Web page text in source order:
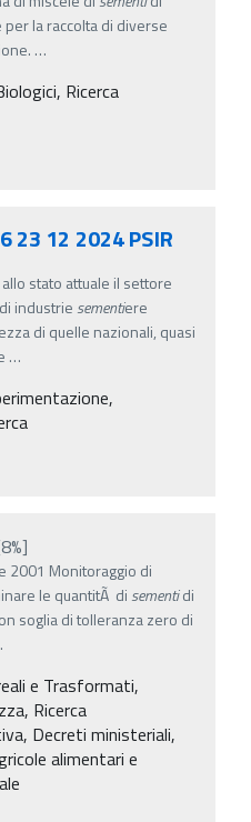
la raccolta di diverse
…
Ricerca
23 12 2024 PSIR
stato attuale il settore
industrie sementiere
di quelle nazionali, quasi
…
2001 Monitoraggio di
le quantitÃ di sementidi
soglia di tolleranza zero di
e Trasformati,
Ricerca
Decreti ministeriali,
alimentari e